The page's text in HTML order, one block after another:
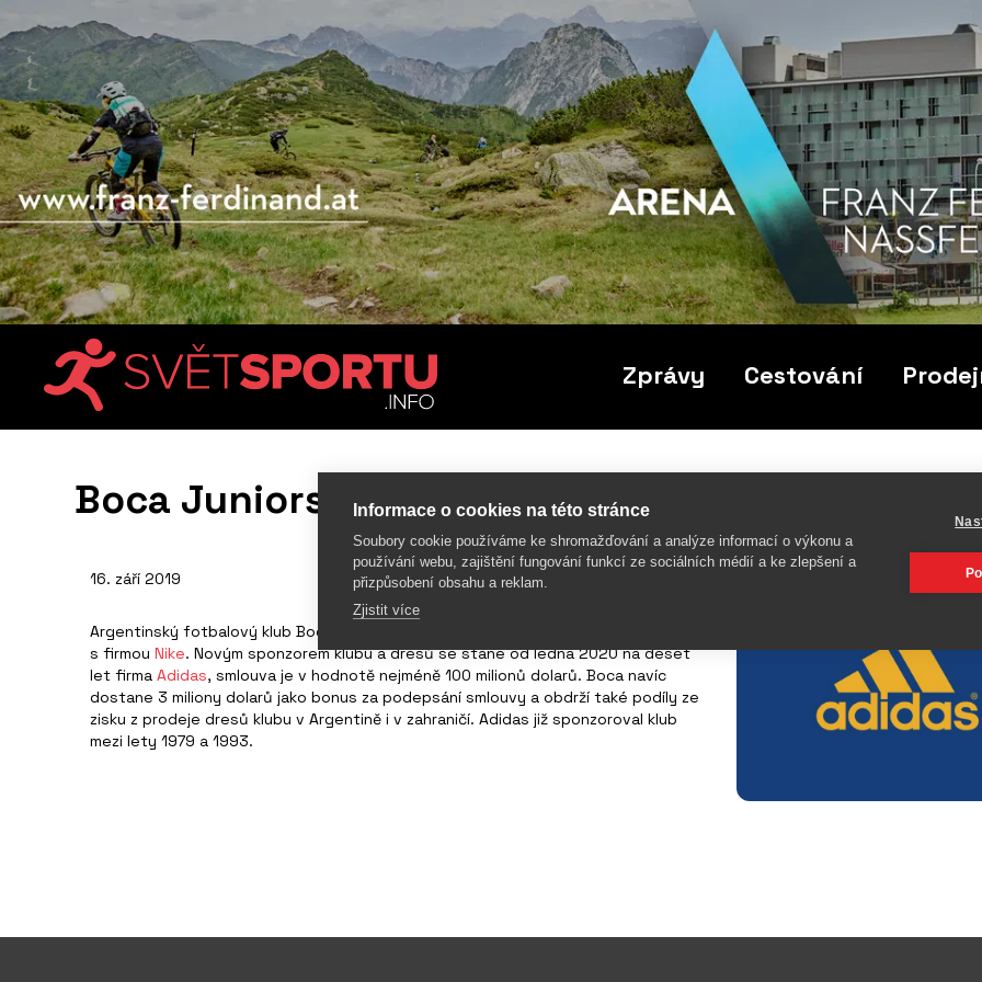
Zprávy Cestování
Boca Juniors vyměnil Nike za Adidas
16. září 2019
Argentinský fotbalový klub Boca Juniors oznámil, že končí po 23 letech spolupráci
s firmou Nike. Novým sponzorem klubu a dresů se stane od ledna 2020 na deset
let firma Adidas, smlouva je v hodnotě nejméně 100 milionů dolarů. Boca navíc
dostane 3 miliony dolarů jako bonus za podepsání smlouvy a obdrží také podíly ze
zisku z prodeje dresů klubu v Argentině i v zahraničí. Adidas již sponzoroval klub
mezi lety 1979 a 1993.
Informace o cookies na této stránce
Soubory cookie používáme ke shromažďování a analýze informací o výkonu a
používání webu, zajištění fungování funkcí ze sociálních médií a ke zlepšení a
přizpůsobení obsahu a reklam.
Zjistit více